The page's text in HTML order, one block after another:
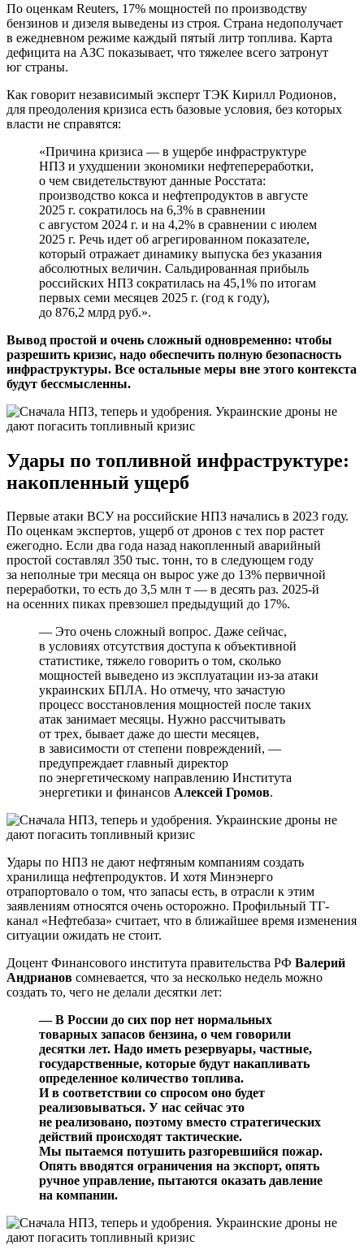
По оценкам Reuters, 17% мощностей по производству
бензинов и дизеля выведены из строя. Страна недополучает
в ежедневном режиме каждый пятый литр топлива. Карта
дефицита на АЗС показывает, что тяжелее всего затронут
юг страны.
Как говорит независимый эксперт ТЭК Кирилл Родионов,
для преодоления кризиса есть базовые условия, без которых
власти не справятся:
«Причина кризиса — в ущербе инфраструктуре
НПЗ и ухудшении экономики нефтепереработки,
о чем свидетельствуют данные Росстата:
производство кокса и нефтепродуктов в августе
2025 г. сократилось на 6,3% в сравнении
с августом 2024 г. и на 4,2% в сравнении с июлем
2025 г. Речь идет об агрегированном показателе,
который отражает динамику выпуска без указания
абсолютных величин. Сальдированная прибыль
российских НПЗ сократилась на 45,1% по итогам
первых семи месяцев 2025 г. (год к году),
до 876,2 млрд руб.».
Вывод простой и очень сложный одновременно: чтобы
разрешить кризис, надо обеспечить полную безопасность
инфраструктуры. Все остальные меры вне этого контекста
будут бессмысленны.
Удары по топливной инфраструктуре:
накопленный ущерб
Первые атаки ВСУ на российские НПЗ начались в 2023 году.
По оценкам экспертов, ущерб от дронов с тех пор растет
ежегодно. Если два года назад накопленный аварийный
простой составлял 350 тыс. тонн, то в следующем году
за неполные три месяца он вырос уже до 13% первичной
переработки, то есть до 3,5 млн т — в десять раз. 2025-й
на осенних пиках превзошел предыдущий до 17%.
— Это очень сложный вопрос. Даже сейчас,
в условиях отсутствия доступа к объективной
статистике, тяжело говорить о том, сколько
мощностей выведено из эксплуатации из-за атаки
украинских БПЛА. Но отмечу, что зачастую
процесс восстановления мощностей после таких
атак занимает месяцы. Нужно рассчитывать
от трех, бывает даже до шести месяцев,
в зависимости от степени повреждений, —
предупреждает главный директор
по энергетическому направлению Института
энергетики и финансов Алексей Громов.
Удары по НПЗ не дают нефтяным компаниям создать
хранилища нефтепродуктов. И хотя Минэнерго
отрапортовало о том, что запасы есть, в отрасли к этим
заявлениям относятся очень осторожно. Профильный ТГ-
канал «Нефтебаза» считает, что в ближайшее время изменения
ситуации ожидать не стоит.
Доцент Финансового института правительства РФ Валерий
Андрианов сомневается, что за несколько недель можно
создать то, чего не делали десятки лет:
— В России до сих пор нет нормальных
товарных запасов бензина, о чем говорили
десятки лет. Надо иметь резервуары, частные,
государственные, которые будут накапливать
определенное количество топлива.
И в соответствии со спросом оно будет
реализовываться. У нас сейчас это
не реализовано, поэтому вместо стратегических
действий происходят тактические.
Мы пытаемся потушить разгоревшийся пожар.
Опять вводятся ограничения на экспорт, опять
ручное управление, пытаются оказать давление
на компании.